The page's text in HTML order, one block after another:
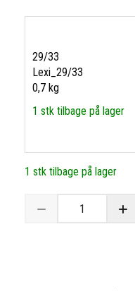
29/33
Lexi_29/33
0,7 kg
1 stk tilbage på lager
1 stk tilbage på lager